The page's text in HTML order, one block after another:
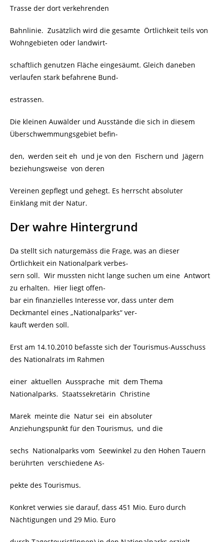
Trasse der dort verkehrenden
Bahnlinie. Zusätzlich wird die gesamte Örtlichkeit teils von
Wohngebieten oder landwirt-
schaftlich genutzen Fläche eingesäumt. Gleich daneben
verlaufen stark befahrene Bund-
estrassen.
Die kleinen Auwälder und Ausstände die sich in diesem
Überschwemmungsgebiet befin-
den, werden seit eh und je von den Fischern und Jägern
beziehungsweise von deren
Vereinen gepflegt und gehegt. Es herrscht absoluter
Einklang mit der Natur.
Der wahre Hintergrund
Da stellt sich naturgemäss die Frage, was an dieser
Örtlichkeit ein Nationalpark verbes-
sern soll. Wir mussten nicht lange suchen um eine Antwort
zu erhalten. Hier liegt offen-
bar ein finanzielles Interesse vor, dass unter dem
Deckmantel eines „Nationalparks“ ver-
kauft werden soll.
Erst am 14.10.2010 befasste sich der Tourismus-Ausschuss
des Nationalrats im Rahmen
einer aktuellen Aussprache mit dem Thema
Nationalparks. Staatssekretärin Christine
Marek meinte die Natur sei ein absoluter
Anziehungspunkt für den Tourismus, und die
sechs Nationalparks vom Seewinkel zu den Hohen Tauern
berührten verschiedene As-
pekte des Tourismus.
Konkret verwies sie darauf, dass 451 Mio. Euro durch
Nächtigungen und 29 Mio. Euro